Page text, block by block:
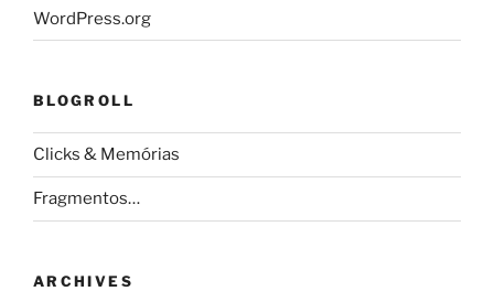
WordPress.org
BLOGROLL
Clicks & Memórias
Fragmentos…
ARCHIVES